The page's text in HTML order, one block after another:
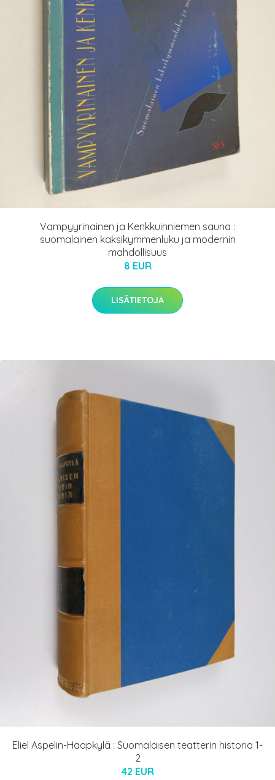
Vampyyrinainen ja Kenkkuinniemen sauna :
suomalainen kaksikymmenluku ja modernin
mahdollisuus
8 EUR
LISÄTIETOJA
Eliel Aspelin-Haapkylä : Suomalaisen teatterin historia 1-
2
42 EUR